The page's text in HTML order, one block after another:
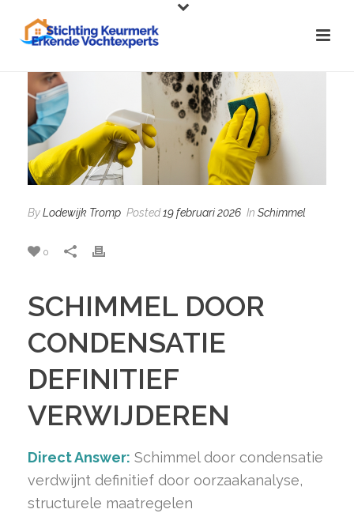
ByLodewijk Tromp Posted19 februari 2026 In Schimmel
0
SCHIMMEL DOOR
CONDENSATIE
DEFINITIEF
VERWIJDEREN
Direct Answer: Schimmel door condensatie
verdwijnt definitief door oorzaakanalyse,
structurele maatregelen